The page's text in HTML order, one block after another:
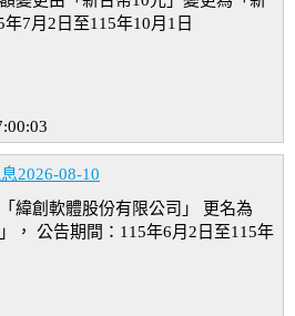
7月2日至115年10月1日
2026-08-10
緯創軟體股份有限公司」 更名為
， 公告期間：115年6月2日至115年